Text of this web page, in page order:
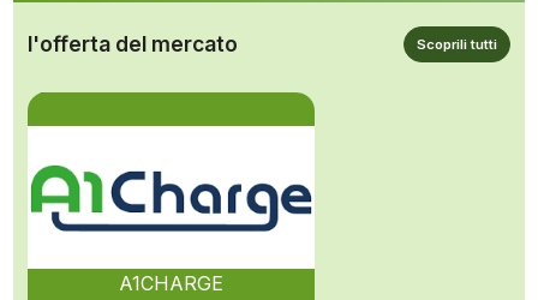
l'offerta del mercato Scoprili tutti
A1CHARGE